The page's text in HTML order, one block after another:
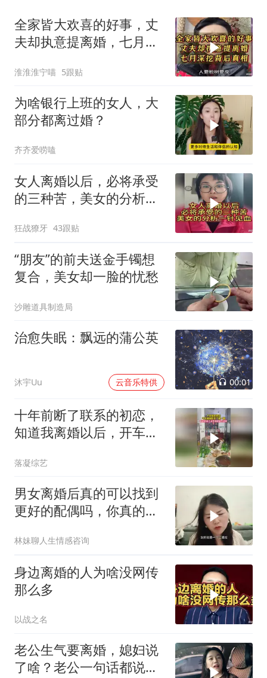
全家皆大欢喜的好事，丈
夫却执意提离婚，七月深
淮淮淮宁喵 5跟贴
为啥银行上班的女人，大
部分都离过婚？
齐齐爱唠嗑
女人离婚以后，必将承受
的三种苦，美女的分析一
狂战獠牙 43跟贴
“朋友”的前夫送金手镯想
复合，美女却一脸的忧愁
沙雕道具制造局
治愈失眠：飘远的蒲公英
沐宇Uu 云音乐特供 00:01
十年前断了联系的初恋，
知道我离婚以后，开车几
落凝综艺
男女离婚后真的可以找到
更好的配偶吗，你真的想
林妹聊人生情感咨询
身边离婚的人为啥没网传
那么多
以战之名
老公生气要离婚，媳妇说
了啥？老公一句话都说不